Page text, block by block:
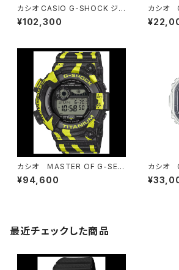
カシオ CASIO G-SHOCK ジ
ーショック FULL METAL GM
W-BZ5000BD-1JF Partner
¥102,300
カシオ
CH
カシオ ＭASTER OF G-SEA
FROGMAN GW-8200TPF
-1JR
¥94,600
カシオ
ジーシ
sary
最近チェックした商品